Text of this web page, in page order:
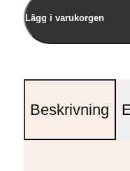
Lägg i varukorgen
Beskrivning